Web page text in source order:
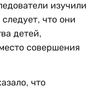
изучили
что они
детей,
совершения
что